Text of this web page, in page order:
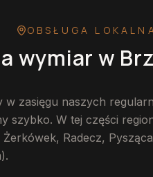
OBSŁUGA
wymiar w
w zasięgu naszych
szybko. W tej części
Radecz,